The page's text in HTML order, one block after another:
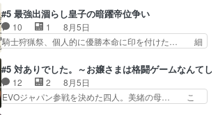
ばならぬ」って言葉に… ゼートゥーア左遷によっ
て参謀本部の連携が… 緊張感ある戦闘描写とギャ
グ今週の『有能な…
コマだいぶ理性持ち始めた。この世界の… 原作読
んだのもう何年も前なのに、覚えてる… コイルの
汚職を突き止めるべくバトーの指導… やまとん1
号はどこの部分で使うのだろう？… 日本とロシア
primevideoで視聴しまし… 前回同様『イノセン
ス』を含む押井・神山版… 第５話「EPISODEラ
ストの母親の気持…
#5 最強出涸らし皇子の暗躍帝位争い
10 1
8月5日
騎士狩猟祭、個人的に優勝本命に印を付けた… 細
ナがチートすぎる笑アルは最初から自分… プラネ
ット・ウィズ展開アツいな「騎士狩猟… 麦茶どこ
ろかタイトル通り麦茶の出涸らしぐ… 第５話を
ABEMAで視聴しました。視聴に… 復讐に燃える
#5 対ありでした。～お嬢さまは格闘ゲームなんてし
12 2
8月5日
EVOジャパン参戦を決めた四人。美緒の母… こ